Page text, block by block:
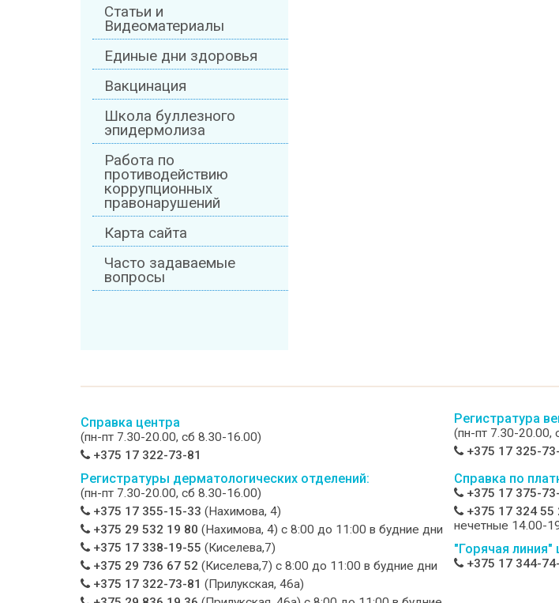
Статьи и
Видеоматериалы
Единые дни здоровья
Вакцинация
Школа буллезного
эпидермолиза
Работа по
противодействию
коррупционных
правонарушений
Карта сайта
Часто задаваемые
вопросы
Справка центра
(пн-пт 7.30-20.00, сб 8.30-16.00)
+375 17 322-73-81
Регистратуры дерматологических отделений:
(пн-пт 7.30-20.00, сб 8.30-16.00)
+375 17 355-15-33 (Нахимова, 4)
+375 29 532 19 80 (Нахимова, 4) c 8:00 до 11:00 в будние дни
+375 17 338-19-55 (Киселева,7)
+375 29 736 67 52 (Киселева,7) c 8:00 до 11:00 в будние дни
+375 17 322-73-81 (Прилукская, 46а)
Регистратура
(пн-пт 7.30-20.00,
+375 17 325-
Справка по
+375 17 375-
+375 17 324 55
нечетные 14.00-
"Горячая линия"
+375 17 344-